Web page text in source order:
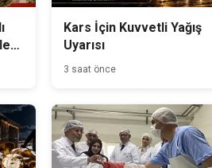
Kars İçin Kuvvetli Yağış
Uyarısı
3 saat önce